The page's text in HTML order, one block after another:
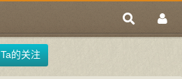
Ta的关注